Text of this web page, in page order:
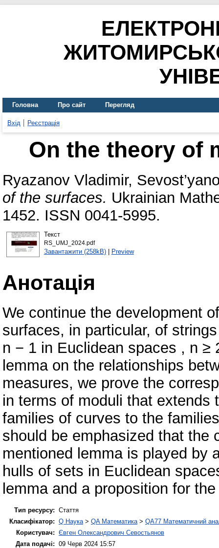
Головна Про сайт Перегляд
Вхід Реєстрація
On the theory of
Ryazanov Vladimir,
of the surfaces. Ukrainian
1452. ISSN 0041-5995.
Текст
RS_UMJ_2024.pdf
Завантажити (258kB)| Preview
Анотація
We continue the development
surfaces, in particular, of
n − 1 in Euclidean spaces , n
lemma on the relationships
measures, we prove the
in terms of moduli that extends
families of curves to the
should be emphasized that the
mentioned lemma is played by
hulls of sets in Euclidean
lemma and a proposition for
Тип ресурсу: Стаття
Класифікатор: Q Наука > QA Математика > QA77 Математичний
Користувач: Євген Олександрович Севостьянов
Дата подачі: 09 Черв 2024 15:57